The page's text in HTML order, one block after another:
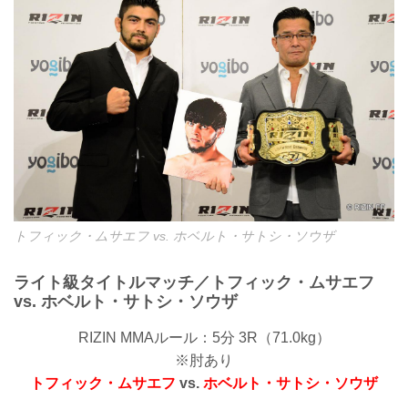
トフィック・ムサエフ vs. ホベルト・サトシ・ソウザ
ライト級タイトルマッチ／トフィック・ムサエフ
vs. ホベルト・サトシ・ソウザ
RIZIN MMAルール：5分 3R（71.0kg）
※肘あり
トフィック・ムサエフ vs. ホベルト・サトシ・ソウザ